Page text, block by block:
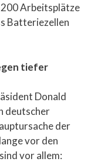
200 Arbeitsplätze
Batteriezellen
tiefer
Donald
deutscher
der
vor den
vor allem: